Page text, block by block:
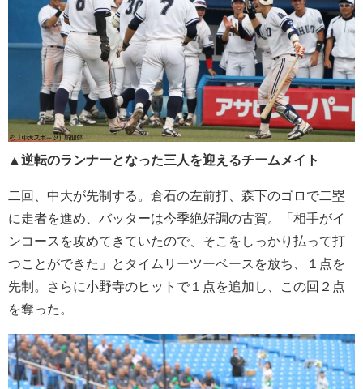
▲逆転のランナーとなった三人を迎えるチームメイト
二回、中大が先制する。倉石の左前打、 森下のゴロで二塁
に走者を進め、バッターは今季絶好調の古賀。「相手がイ
ンコースを攻めてきていたので、 そこをしっかり払って打
つことができた」とタイムリーツーベースを放ち、１点を
先制。
さらに小野寺のヒットで１点を追加し、この回２点
を奪った。